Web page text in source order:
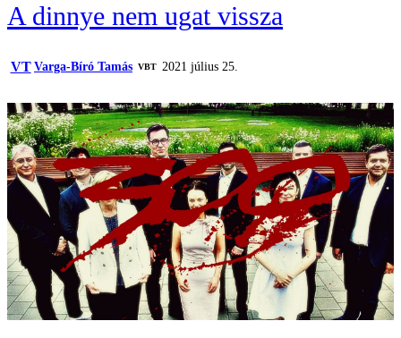
A dinnye nem ugat vissza
VT Varga-Bíró Tamás VBT 2021 július 25.